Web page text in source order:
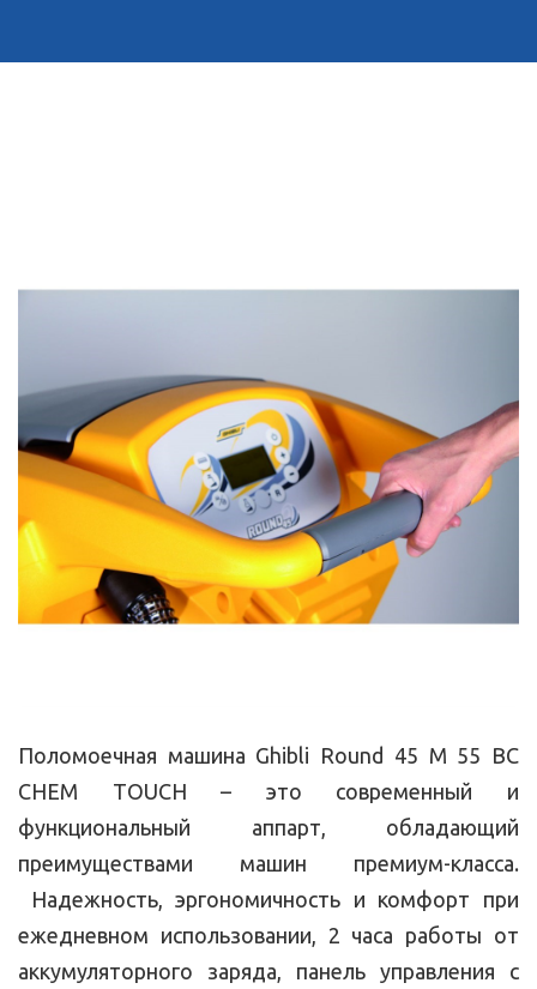
Поломоечная машина Ghibli Round 45 M 55 BC
CHEM TOUCH – это современный и
функциональный аппарт, обладающий
преимуществами машин премиум-класса.
Надежность, эргономичность и комфорт при
ежедневном использовании, 2 часа работы от
аккумуляторного заряда, панель управления с